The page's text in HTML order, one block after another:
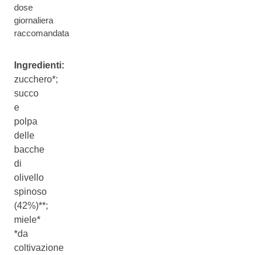
dose
giornaliera
raccomandata
Ingredienti:
zucchero*;
succo
e
polpa
delle
bacche
di
olivello
spinoso
(42%)**;
miele*
*da
coltivazione